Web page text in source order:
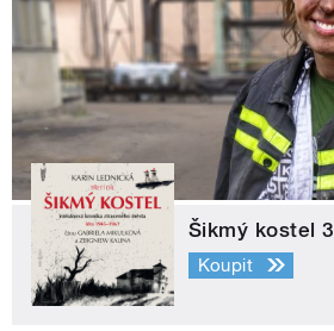
Šikmý kostel 3
Koupit